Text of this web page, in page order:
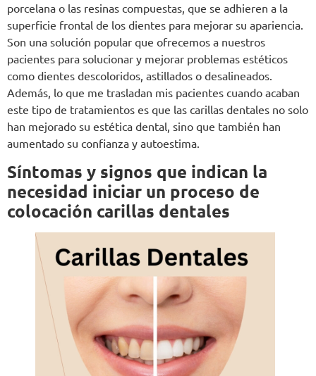
porcelana o las resinas compuestas, que se adhieren a la
superficie frontal de los dientes para mejorar su apariencia.
Son una solución popular que ofrecemos a nuestros
pacientes para solucionar y mejorar problemas estéticos
como dientes descoloridos, astillados o desalineados.
Además, lo que me trasladan mis pacientes cuando acaban
este tipo de tratamientos es que las carillas dentales no solo
han mejorado su estética dental, sino que también han
aumentado su confianza y autoestima.
Síntomas y signos que indican la
necesidad iniciar un proceso de
colocación carillas dentales